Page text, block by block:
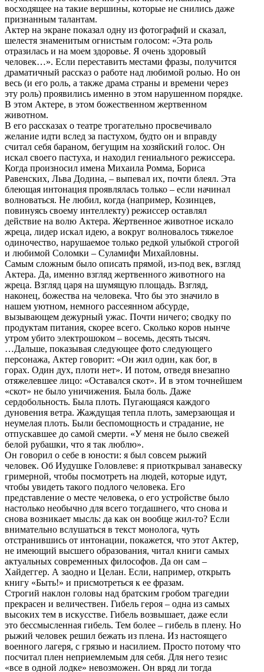
восходящее на такие вершины, которые не снились даже
признанным талантам.
Актер на экране показал одну из фотографий и сказал,
шелестя знаменитым огнистым голосом: «Эта роль
отразилась и на моем здоровье. Я очень здоровый
человек…». Если переставить местами фразы, получится
драматичный рассказ о работе над любимой ролью. Но он
весь (и его роль, а также драма страны и времени через
эту роль) проявились именно в этом нарушенном порядке.
В этом Актере, в этом божественном жертвенном
животном.
В его рассказах о театре трогательно просвечивало
желание идти вслед за пастухом, будто он и вправду
считал себя бараном, бегущим на хозяйский голос. Он
искал своего пастуха, и находил гениального режиссера.
Когда произносил имена Михаила Ромма, Бориса
Равенских, Льва Додина, – выпевал их, почти блеял. Эта
блеющая интонация проявлялась только – если начинал
волноваться. Не любил, когда (например, Козинцев,
повинуясь своему интеллекту) режиссер оставлял
действие на волю Актера. Жертвенное животное искало
жреца, лидер искал идею, а вокруг волновалось тяжелое
одиночество, нарушаемое только редкой улыбкой строгой
и любимой Соломки – Суламифи Михайловны.
Самым сложным было описать прямой, из-под век, взгляд
Актера. Да, именно взгляд жертвенного животного на
жреца. Взгляд царя на шумящую площадь. Взгляд,
наконец, божества на человека. Что бы это значило в
нашем уютном, немного рассеянном абсурде,
вызывающем дежурный ужас. Почти ничего; сводку по
продуктам питания, скорее всего. Сколько коров нынче
утром убито электрошоком – восемь, десять тысяч.
…Дальше, показывая следующее фото следующего
персонажа, Актер говорит: «Он жил один, как бог, в
горах. Один дух, плоти нет». И потом, отведя внезапно
отяжелевшее лицо: «Оставался скот». И в этом точнейшем
«скот» не было уничижения. Была боль. Даже
сердобольность. Была плоть. Пугающаяся каждого
дуновения ветра. Жаждущая тепла плоть, замерзающая и
неумелая плоть. Были беспомощность и страдание, не
отпускавшее до самой смерти. «У меня не было свежей
белой рубашки, что я так люблю».
Он говорил о себе в юности: я был совсем рыжий
человек. Об Иудушке Головлеве: я приоткрывал занавеску
гримерной, чтобы посмотреть на людей, которые идут,
чтобы увидеть такого подлого человека. Его
представление о месте человека, о его устройстве было
настолько необычно для всего тогдашнего, что снова и
снова возникает мысль: да как он вообще жил-то? Если
внимательно вслушаться в текст монолога, чуть
отстранившись от интонации, покажется, что этот Актер,
не имеющий высшего образования, читал книги самых
актуальных современных философов. Да он сам –
Хайдеггер. А заодно и Целан. Если, например, открыть
книгу «Быть!» и присмотреться к ее фразам.
Строгий наклон головы над братским гробом трагедии
прекрасен и величествен. Гибель героя – одна из самых
высоких тем в искусстве. Гибель возвышает, даже если
это бессмысленная гибель. Тем более – гибель в плену. Но
рыжий человек решил бежать из плена. Из настоящего
военного лагеря, с грязью и насилием. Просто потому что
посчитал плен неприемлемым для себя. Для него тезис
«все в одной лодке» невозможен. Он вряд ли тогда